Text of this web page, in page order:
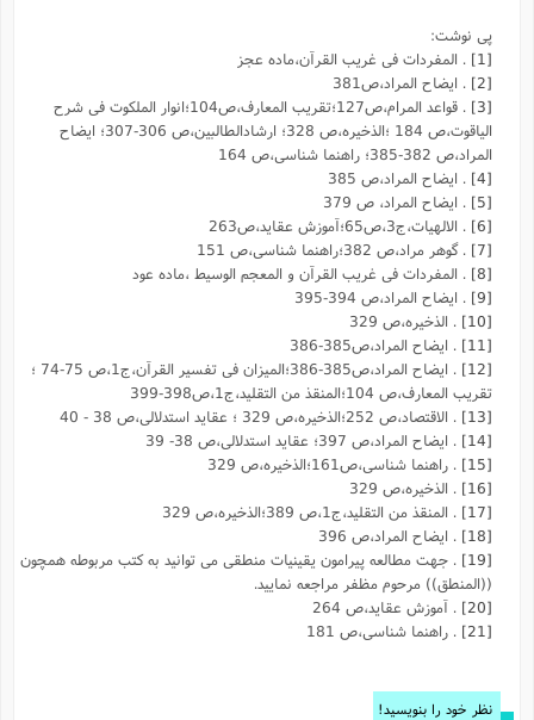
پی نوشت:
. المفردات فی غریب القرآن،ماده عجز
. ایضاح المراد،ص381
. قواعد المرام،ص127؛تقریب المعارف،ص104؛انوار الملکوت فی شرح
الیاقوت،ص 184 ؛الذخیره،ص 328؛ ارشادالطالبین،ص 306-307؛ ایضاح
المراد،ص 382-385؛ راهنما شناسی،ص 164
. ایضاح المراد،ص 385
. ایضاح المراد، ص 379
. الالهیات،ج3،ص65؛آموزش عقاید،ص263
. گوهر مراد،ص 382؛راهنما شناسی،ص 151
. المفردات فی غریب القرآن و المعجم الوسیط ،ماده عود
. ایضاح المراد،ص 394-395
. الذخیره،ص 329
. ایضاح المراد،ص385-386
. ایضاح المراد،ص385-386؛المیزان فی تفسیر القرآن،ج1،ص 75-74 ؛
تقریب المعارف،ص 104؛المنقذ من التقلید،ج1،ص398-399
. الاقتصاد،ص 252؛الذخیره،ص 329 ؛ عقاید استدلالی،ص 38 - 40
. ایضاح المراد،ص 397؛ عقاید استدلالی،ص 38- 39
. راهنما شناسی،ص161؛الذخیره،ص 329
. الذخیره،ص 329
. المنقذ من التقلید،ج1،ص 389؛الذخیره،ص 329
. ایضاح المراد،ص 396
. جهت مطالعه پیرامون یقینیات منطقی می توانید به کتب مربوطه همچون
((المنطق)) مرحوم مظفر مراجعه نمایید.
. آموزش عقاید،ص 264
. راهنما شناسی،ص 181
نظر خود را بنویسید!